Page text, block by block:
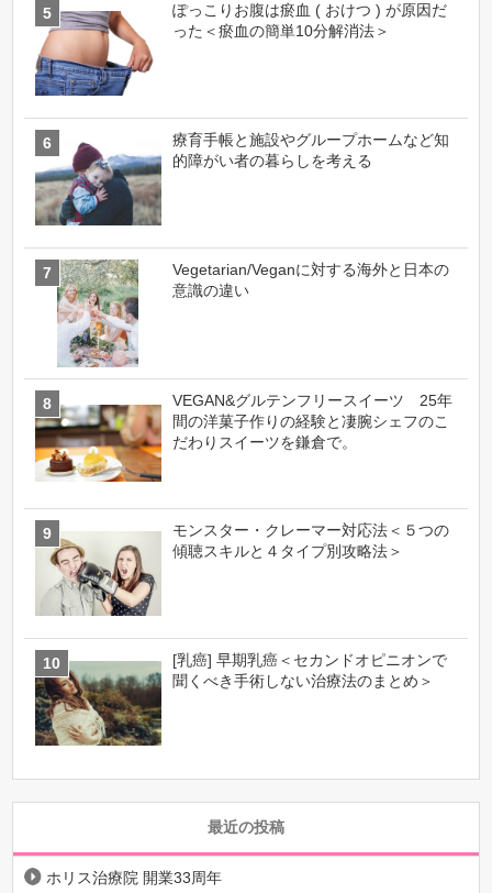
ぽっこりお腹は瘀血 ( おけつ ) が原因だ
った＜瘀血の簡単10分解消法＞
療育手帳と施設やグループホームなど知
的障がい者の暮らしを考える
Vegetarian/Veganに対する海外と日本の
意識の違い
VEGAN&グルテンフリースイーツ 25年
間の洋菓子作りの経験と凄腕シェフのこ
だわりスイーツを鎌倉で。
モンスター・クレーマー対応法＜５つの
傾聴スキルと４タイプ別攻略法＞
[乳癌] 早期乳癌＜セカンドオピニオンで
聞くべき手術しない治療法のまとめ＞
最近の投稿
ホリス治療院 開業33周年